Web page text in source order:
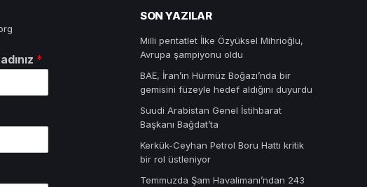
*
SON YAZILAR
Milli pentatlet İlke Özyüksel Mihrioğlu,
Avrupa şampiyonu oldu
BAE, İran’ın Hürmüz Boğazı’nda bir
gemisini füzeyle hedef aldığını duyurdu
Suudi Arabistan Genel İstihbarat
Başkanı Bağdat’ta
Kerkük-Ceyhan Petrol Boru Hattı kritik
bir rol üstleniyor
Temmuzda Şam Havalimanı’ndan 243